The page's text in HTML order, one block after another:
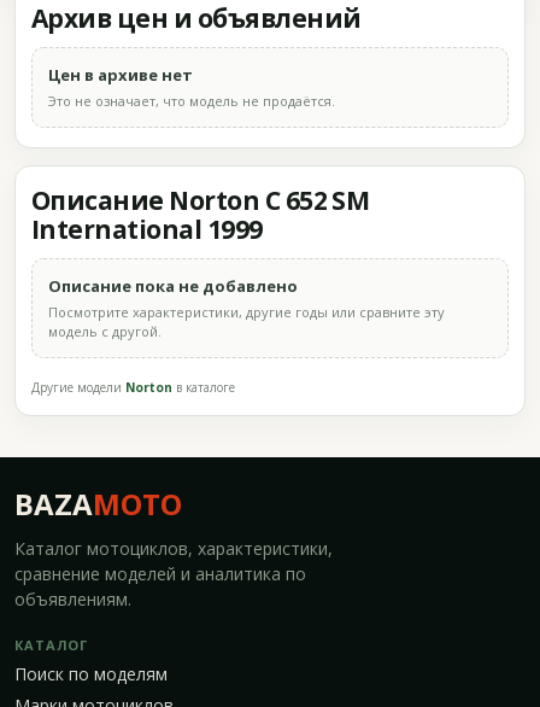
Архив цен и объявлений
Цен в архиве нет
Это не означает, что модель не продаётся.
Описание Norton C 652 SM
International 1999
Описание пока не добавлено
Посмотрите характеристики, другие годы или сравните эту
модель с другой.
Другие модели Norton в каталоге
BAZAMOTO
Каталог мотоциклов, характеристики,
сравнение моделей и аналитика по
объявлениям.
КАТАЛОГ
Поиск по моделям